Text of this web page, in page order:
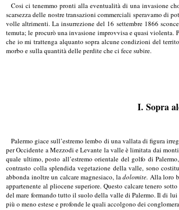
Cosi ci tenemmo pronti alla eventualità di una invasione
scarsezza delle nostre transazioni commerciali speravamo di
volle altrimenti. La insurrezione del 16 settembre 1866
temuta; le procurò una invasione improvvisa e quasi violenta.
che io mi trattenga alquanto sopra alcune condizioni del
morbo e sulla quantità delle perdite che ci fece subire.
I. Sopra
Palermo giace sull’estremo lembo di una vallata di figura
per Occidente a Mezzodi e Levante la valle è limitata dai
quale ultimo, posto all’estremo orientale del golfo di
contrasto colla splendida vegetazione della valle, sono
abbonda inoltre un calcare magnesiaco, ladolomite. Alla loro
appartenente al pliocene superiore. Questo calcare tenero
del mare formando tutto il suolo della valle di Palermo. Il di
più o meno estese e profonde le quali accolgono dei